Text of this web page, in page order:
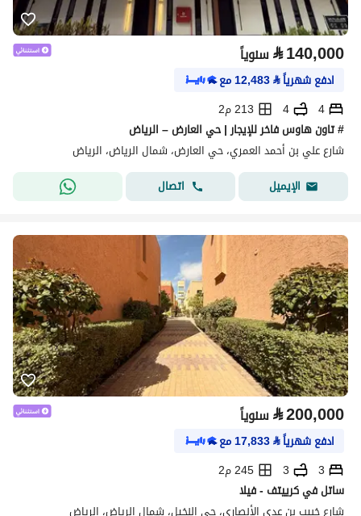
⃁140,000 سنوياً
ادفع شهرياً⃁
12,483مع
4
4
213 م2
# تاون هاوس فاخر للإيجار | حي العارض – الرياض
شارع علي بن أحمد العمري، حي العارض، شمال الرياض، الرياض
الإيميل
اتصال
⃁200,000 سنوياً
ادفع شهرياً⃁
17,833مع
3
3
245 م2
ساتل في كرييتف - فيلا
شارع خبيب بن عدي الأنصاري، حي النخيل، شمال الرياض، الرياض